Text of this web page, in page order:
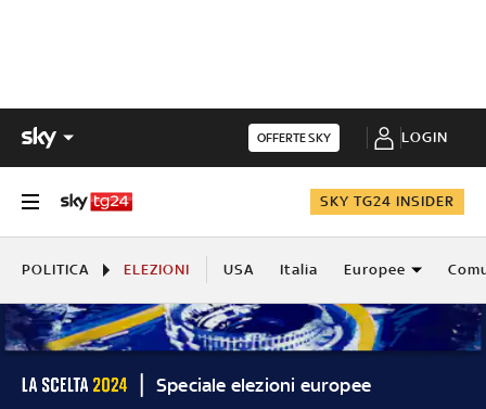
OFFERTE SKY LOGIN
SKY TG24 INSIDER
POLITICA ELEZIONI USA Italia Europee
Speciale elezioni europee